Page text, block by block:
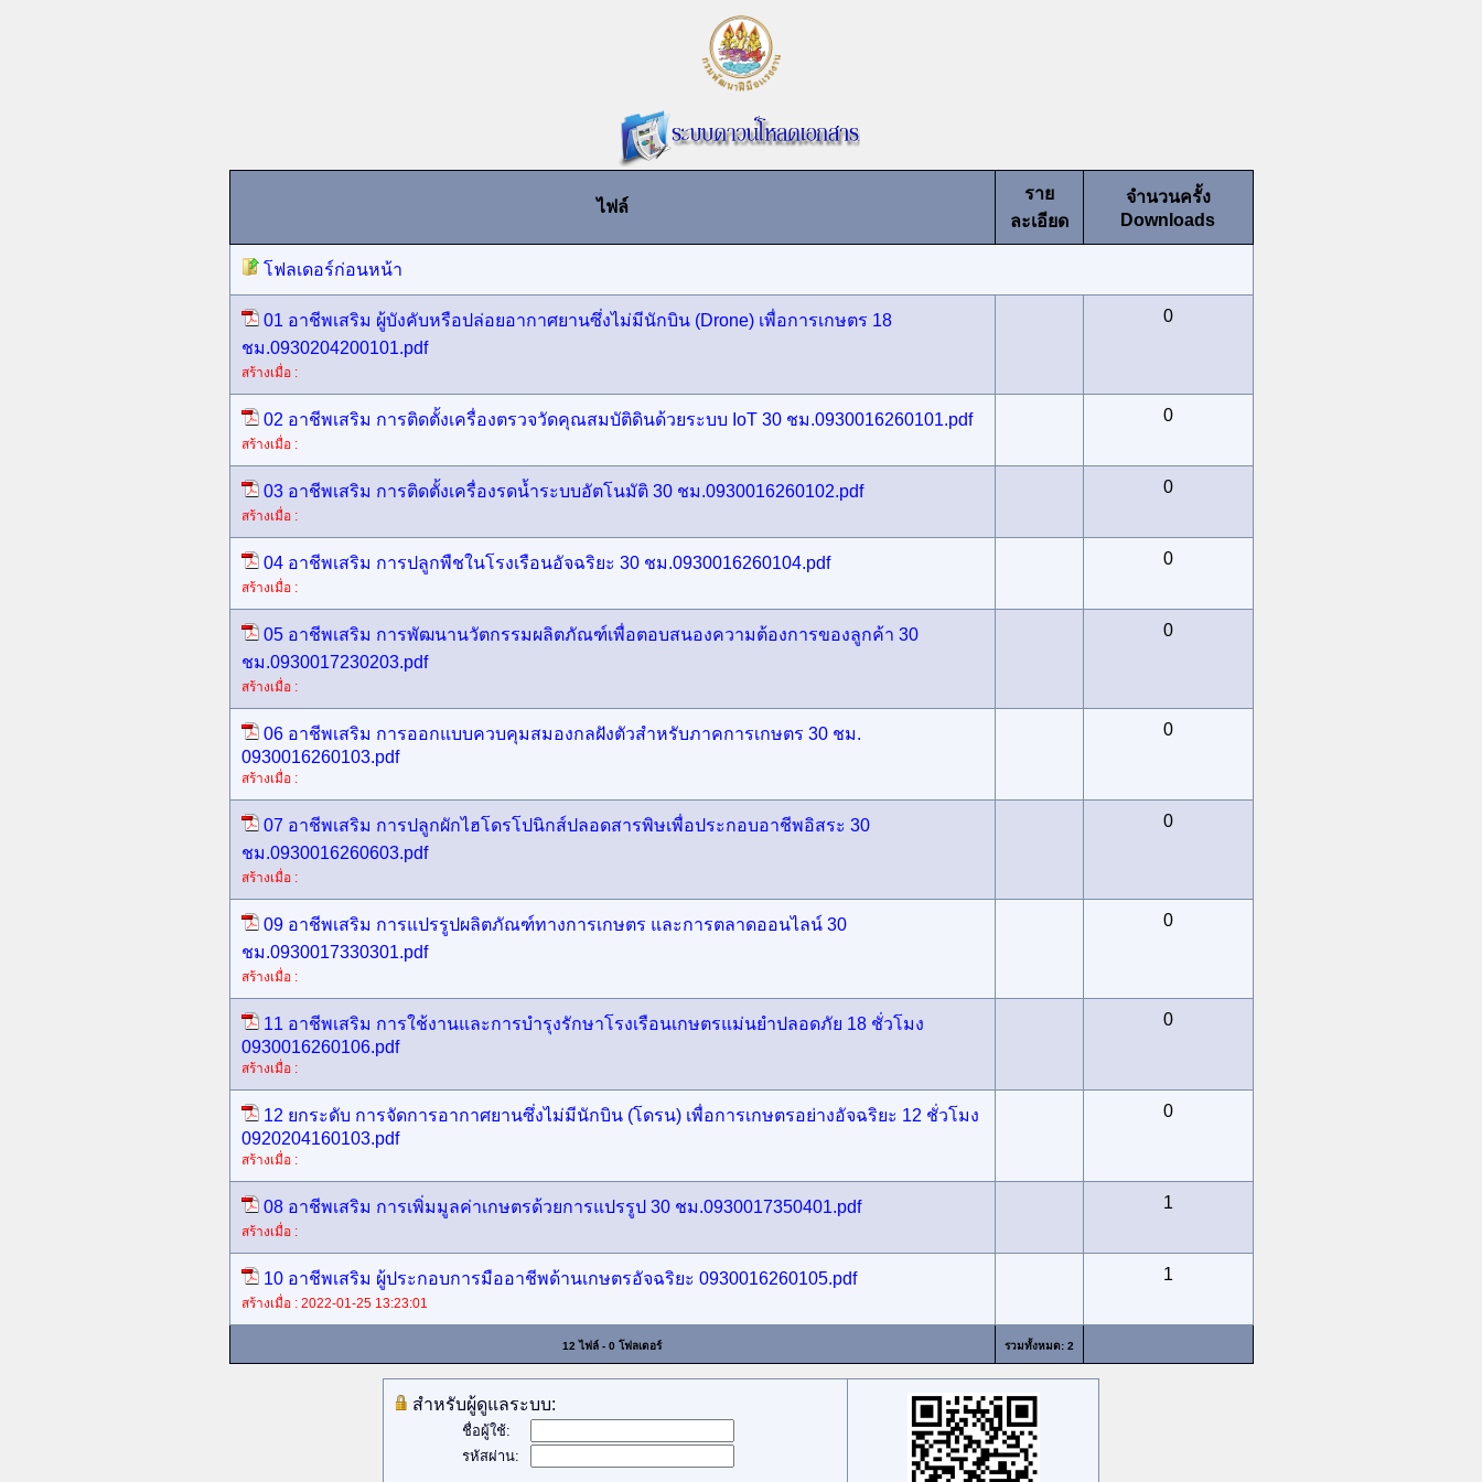
ไฟล์
ราย
ละเอียด
จำนวนครั้ง
Downloads
โฟลเดอร์ก่อนหน้า
01 อาชีพเสริม ผู้บังคับหรือปล่อยอากาศยานซึ่งไม่มีนักบิน (Drone) เพื่อการเกษตร 18
ชม.0930204200101.pdf
สร้างเมื่อ :
0
02 อาชีพเสริม การติดตั้งเครื่องตรวจวัดคุณสมบัติดินด้วยระบบ IoT 30 ชม.0930016260101.pdf
สร้างเมื่อ :
0
03 อาชีพเสริม การติดตั้งเครื่องรดน้ำระบบอัตโนมัติ 30 ชม.0930016260102.pdf
สร้างเมื่อ :
0
04 อาชีพเสริม การปลูกพืชในโรงเรือนอัจฉริยะ 30 ชม.0930016260104.pdf
สร้างเมื่อ :
0
05 อาชีพเสริม การพัฒนานวัตกรรมผลิตภัณฑ์เพื่อตอบสนองความต้องการของลูกค้า 30
ชม.0930017230203.pdf
สร้างเมื่อ :
0
06 อาชีพเสริม การออกแบบควบคุมสมองกลฝังตัวสำหรับภาคการเกษตร 30 ชม.
0930016260103.pdf
สร้างเมื่อ :
0
07 อาชีพเสริม การปลูกผักไฮโดรโปนิกส์ปลอดสารพิษเพื่อประกอบอาชีพอิสระ 30
ชม.0930016260603.pdf
สร้างเมื่อ :
0
09 อาชีพเสริม การแปรรูปผลิตภัณฑ์ทางการเกษตร และการตลาดออนไลน์ 30
ชม.0930017330301.pdf
สร้างเมื่อ :
0
11 อาชีพเสริม การใช้งานและการบำรุงรักษาโรงเรือนเกษตรแม่นยำปลอดภัย 18 ชั่วโมง
0930016260106.pdf
สร้างเมื่อ :
0
12 ยกระดับ การจัดการอากาศยานซึ่งไม่มีนักบิน (โดรน) เพื่อการเกษตรอย่างอัจฉริยะ 12 ชั่วโมง
0920204160103.pdf
สร้างเมื่อ :
0
08 อาชีพเสริม การเพิ่มมูลค่าเกษตรด้วยการแปรรูป 30 ชม.0930017350401.pdf
สร้างเมื่อ :
1
10 อาชีพเสริม ผู้ประกอบการมืออาชีพด้านเกษตรอัจฉริยะ 0930016260105.pdf
สร้างเมื่อ : 2022-01-25 13:23:01
1
12 ไฟล์ - 0 โฟลเดอร์ รวมทั้งหมด: 2
สำหรับผู้ดูแลระบบ:
ชื่อผู้ใช้:
รหัสผ่าน: